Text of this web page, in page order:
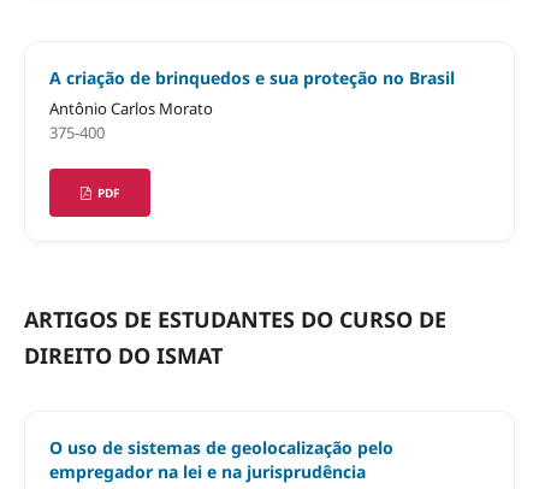
A criação de brinquedos e sua proteção no Brasil
Antônio Carlos Morato
375-400
PDF
ARTIGOS DE ESTUDANTES DO CURSO DE
DIREITO DO ISMAT
O uso de sistemas de geolocalização pelo
empregador na lei e na jurisprudência